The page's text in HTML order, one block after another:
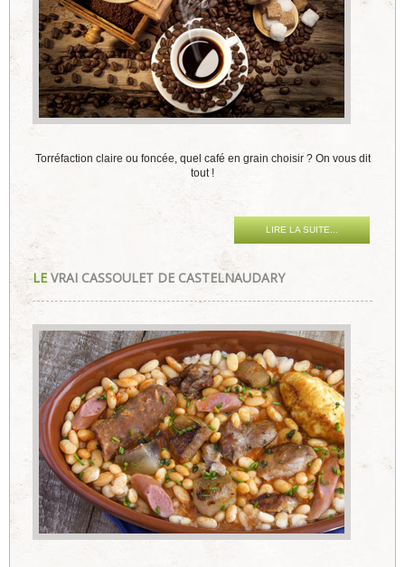
Torréfaction claire ou foncée, quel café en grain choisir ? On vous dit
tout !
LIRE LA SUITE...
LEVRAI CASSOULET DE CASTELNAUDARY